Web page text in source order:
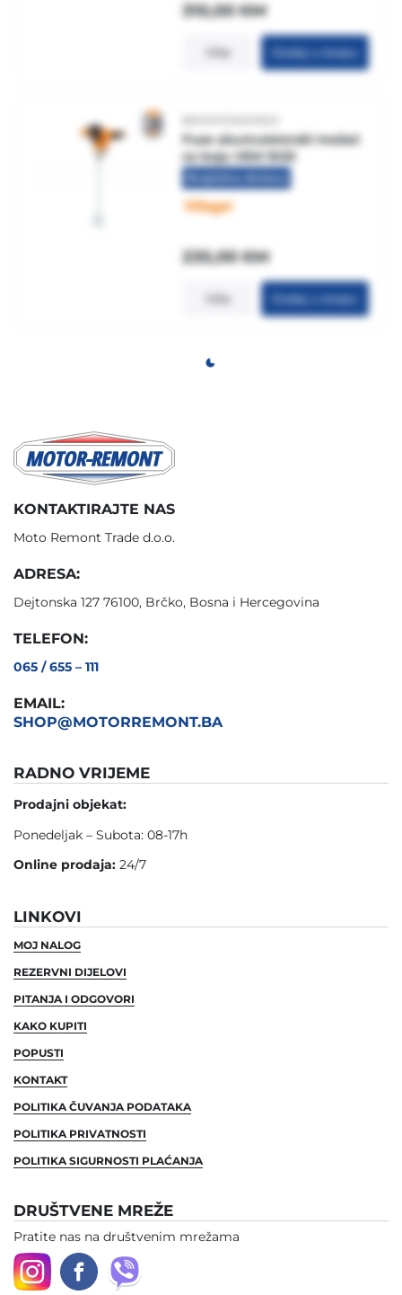
310,00KM
Više Dodaj u korpu
Fuse akumulatorski mešač
za boju VEM 1020
235,00KM
Više Dodaj u korpu
KONTAKTIRAJTE NAS
Moto Remont Trade d.o.o.
ADRESA:
Dejtonska 127 76100, Brčko, Bosna i Hercegovina
TELEFON:
065 / 655 – 111
EMAIL:
SHOP@MOTORREMONT.BA
RADNO VRIJEME
Prodajni objekat:
Ponedeljak – Subota: 08-17h
Online prodaja: 24/7
LINKOVI
MOJ NALOG
REZERVNI DIJELOVI
PITANJA I ODGOVORI
KAKO KUPITI
POPUSTI
KONTAKT
POLITIKA ČUVANJA PODATAKA
POLITIKA PRIVATNOSTI
POLITIKA SIGURNOSTI PLAĆANJA
DRUŠTVENE MREŽE
Pratite nas na društvenim mrežama